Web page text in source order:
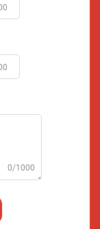
0/1000